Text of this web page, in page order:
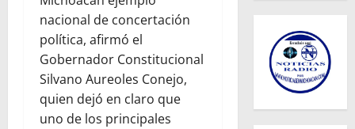
nacional de concertación
política, afirmó el
Gobernador Constitucional
Silvano Aureoles Conejo,
quien dejó en claro que
uno de los principales